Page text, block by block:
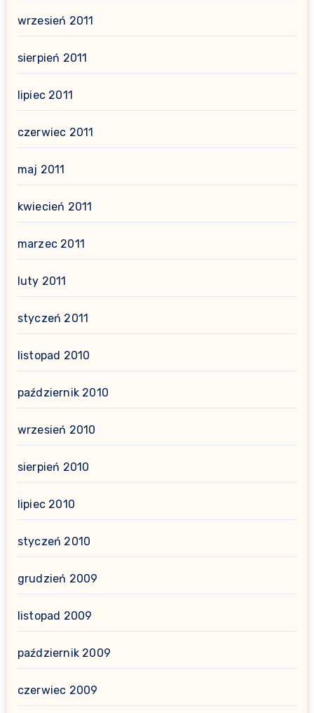
wrzesień 2011
sierpień 2011
lipiec 2011
czerwiec 2011
maj 2011
kwiecień 2011
marzec 2011
luty 2011
styczeń 2011
listopad 2010
październik 2010
wrzesień 2010
sierpień 2010
lipiec 2010
styczeń 2010
grudzień 2009
listopad 2009
październik 2009
czerwiec 2009